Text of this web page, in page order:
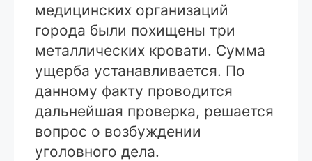
медицинских организаций
города были похищены три
металлических кровати. Сумма
ущерба устанавливается. По
данному факту проводится
дальнейшая проверка, решается
вопрос о возбуждении
уголовного дела.